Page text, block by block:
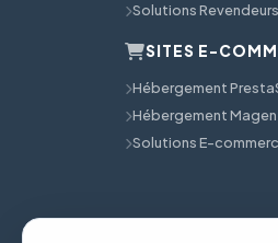
Solutions Revendeurs
SITES E-
Hébergement
Hébergement
Solutions E-